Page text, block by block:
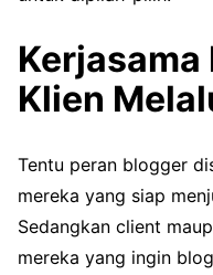
Kerjasama
Klien
Tentu peran blogger
mereka yang siap
Sedangkan client
mereka yang ingin